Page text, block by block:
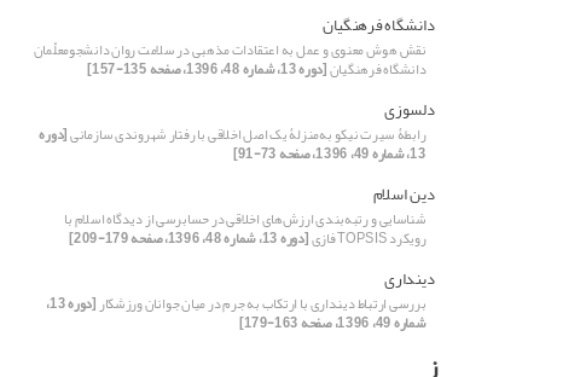
دانشگاه فرهنگیان
نقش هوش معنوی و عمل به اعتقادات مذهبی در سلامت روان دانشجومعلّمان
دانشگاه فرهنگیان[دوره 13، شماره 48، 1396، صفحه 135-157]
دلسوزی
رابطۀ سیرت نیکو به‌منزلۀ یک اصل اخلاقی با رفتار شهروندی سازمانی[دوره
13، شماره 49، 1396، صفحه 73-91]
دین اسلام
شناسایی و رتبه‌‌‌‌‌بندی ارزش‌های اخلاقی در حسابرسی از دیدگاه اسلام با
رویکرد TOPSIS فازی [دوره 13، شماره 48، 1396، صفحه 179-209]
دینداری
بررسی ارتباط دینداری با ارتکاب به جرم در میان جوانان ورزشکار [دوره 13،
شماره 49، 1396، صفحه 163-179]
ز